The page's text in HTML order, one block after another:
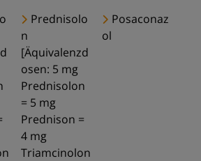
Prednisolo
n
[Äquivalenzd
osen: 5 mg
Prednisolon
= 5 mg
Prednison =
4 mg
Triamcinolon
Posaconaz
ol